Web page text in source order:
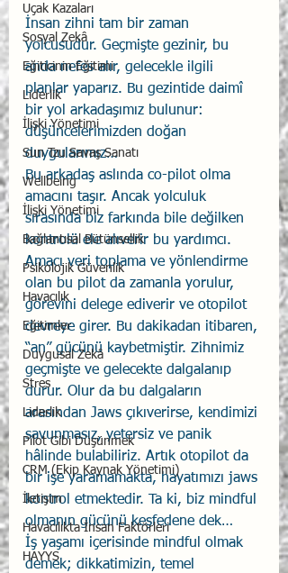
Uçak Kazaları
Sosyal Zekâ
Eğiticinin Eğitimi
Liderlik
İlişki Yönetimi
Sun Tzu Savaş Sanatı
Wellbeing
İlişki Yönetimi
Bağlantısal Bütünsellik
Psikolojik Güvenlik
Havacılık
Eğitimler
Duygusal Zekâ
Stres
Liderlik
Pilot Gibi Düşünmek
CRM (Ekip Kaynak Yönetimi)
İletişim
Havacılıkta İnsan Faktörleri
HAYYS
İnsan zihni tam bir zaman
yolcusudur. Geçmişte gezinir, bu
anda nefes alır, gelecekle ilgili
planlar yaparız. Bu gezintide daimî
bir yol arkadaşımız bulunur:
düşüncelerimizden doğan
duygularımız…
Bu arkadaş aslında co-pilot olma
amacını taşır. Ancak yolculuk
sırasında biz farkında bile değilken
kontrolü ele alıverir bu yardımcı.
Amacı veri toplama ve yönlendirme
olan bu pilot da zamanla yorulur,
görevini delege ediverir ve otopilot
devreye girer. Bu dakikadan itibaren,
“an” gücünü kaybetmiştir. Zihnimiz
geçmişte ve gelecekte dalgalanıp
durur. Olur da bu dalgaların
arasından Jaws çıkıverirse, kendimizi
savunmasız, yetersiz ve panik
hâlinde bulabiliriz. Artık otopilot da
bir işe yaramamakta, hayatımızı jaws
kontrol etmektedir. Ta ki, biz mindful
olmanın gücünü keşfedene dek…
İş yaşamı içerisinde mindful olmak
demek; dikkatimizin, temel